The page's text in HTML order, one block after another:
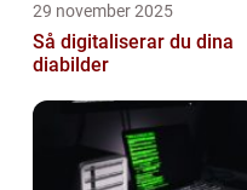
29 november 2025
Så digitaliserar du dina
diabilder